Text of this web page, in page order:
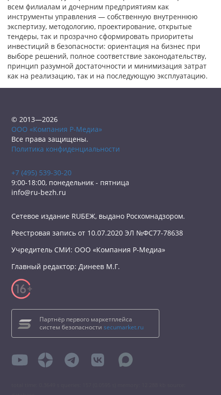
всем филиалам и дочерним предприятиям как
инструменты управления — собственную внутреннюю
экспертизу, методологию, проектирование, открытые
тендеры, так и прозрачно сформировать приоритеты
инвестиций в безопасности: ориентация на бизнес при
выборе решений, полное соответствие законодательству,
принцип разумной достаточности и минимизация затрат
как на реализацию, так и на последующую эксплуатацию.
© 2013—2026
ООО «Компания Р-Медиа»
Все права защищены.
Политика конфиденциальности
+7 (495) 539-30-20
9:00-18:00, понедельник - пятница
info@ru-bezh.ru
Сетевое издание RUБЕЖ, выдано Роскомнадзором.
Реестровая запись от 10.07.2020 ЭЛ №ФС77-78638
Учредитель СМИ: ООО «Компания Р-Медиа»
Главный редактор: Динеев М.Г.
Партнёр первого маркетплейса
систем безопасности secumarket.ru